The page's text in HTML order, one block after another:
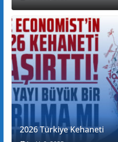
2026 Türkiye Kehaneti